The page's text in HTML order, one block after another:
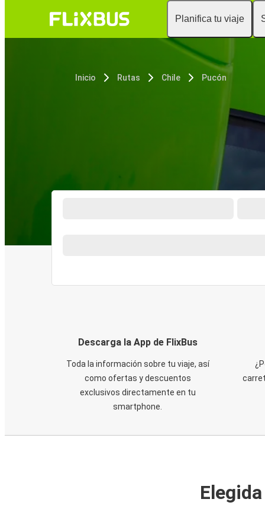
Planifica tu viaje
Inicio Rutas Chile Pucón
Descarga la App de FlixBus
Toda la información sobre tu viaje, así
como ofertas y descuentos
exclusivos directamente en tu
smartphone.